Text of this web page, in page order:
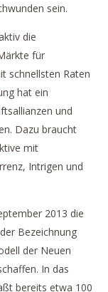
sein.
die
für
schnellsten Raten
hat ein
und
Dazu braucht
mit
Intrigen und
2013 die
Bezeichnung
der Neuen
In das
bereits etwa 100